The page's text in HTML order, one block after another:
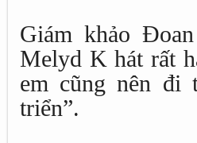
Giám khảo
Melyd K hát rất
em cũng nên đi
triển”.